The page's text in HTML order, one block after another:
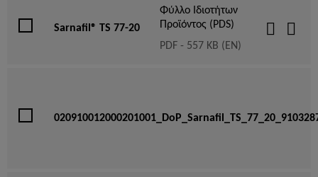
Sarnafil® TS 77-20
Φύλλο Ιδιοτήτων
Προϊόντος (PDS)
PDF - 557 KB (EN)